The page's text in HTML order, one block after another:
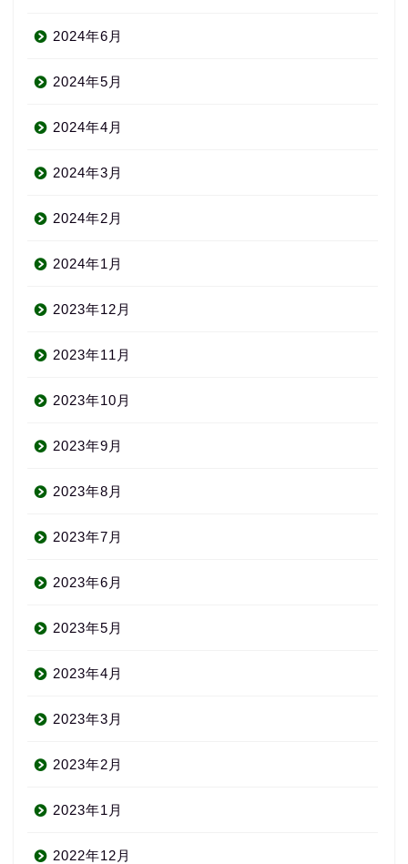
2024年6月
2024年5月
2024年4月
2024年3月
2024年2月
2024年1月
2023年12月
2023年11月
2023年10月
2023年9月
2023年8月
2023年7月
2023年6月
2023年5月
2023年4月
2023年3月
2023年2月
2023年1月
2022年12月